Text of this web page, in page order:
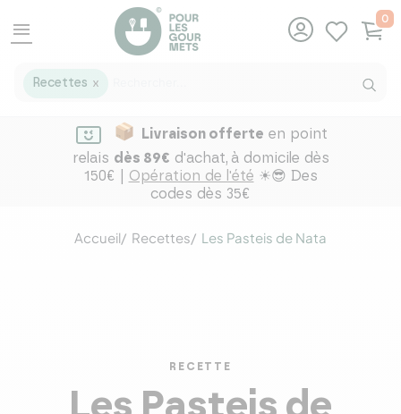
menu
Recettes X
0
Livraison offerte en point
relais dès 89€ d'achat, à domicile dès
150€ | Opération de l'été ☀😎 Des
codes dès 35€
Accueil Recettes Les Pasteis de Nata
RECETTE